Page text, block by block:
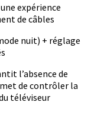
expérience
de câbles
nuit) + réglage
l’absence de
de contrôler la
téléviseur